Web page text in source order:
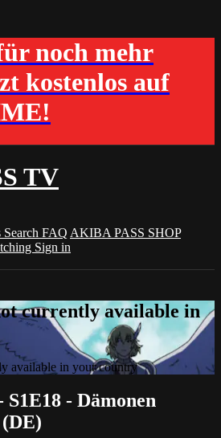
noch mehr
kostenlos auf
TV
Search FAQ AKIBA PASS SHOP
Sign in
currently available in
available in your country
- Dämonen